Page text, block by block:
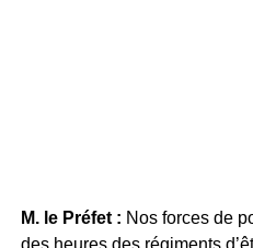
M. le Préfet : Nos forces de